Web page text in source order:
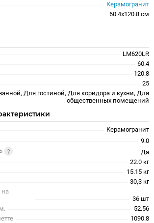
Керамогранит
60.4x120.8 см
LM620LR
60.4
120.8
25
Для гостиной, Для коридора и кухни, Для
общественных помещений
Керамогранит
9.0
Да
22.0 кг
15.15 кг
30,3 кг
на
36 шт
52.56
1090.8